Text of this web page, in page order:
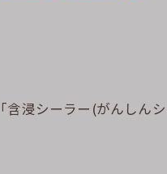
浸シーラー(がんしん